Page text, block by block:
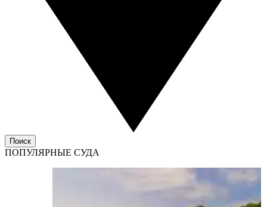
Поиск
ПОПУЛЯРНЫЕ СУДА